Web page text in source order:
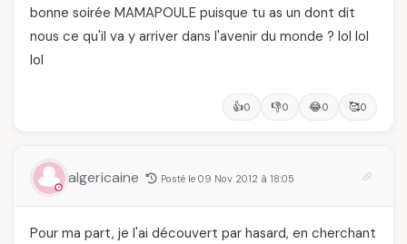
bonne soirée MAMAPOULE puisque tu as un dont dit
nous ce qu'il va y arriver dans l'avenir du monde ? lol lol
lol
👍0 👎0 😂0 🥰0
algericaine Posté le 09 Nov 2012 à 18:05
Pour ma part, je l'ai découvert par hasard, en cherchant